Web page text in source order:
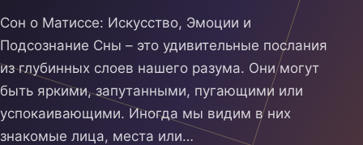
Сон о Матиссе: Искусство, Эмоции и
Подсознание Сны – это удивительные послания
из глубинных слоев нашего разума. Они могут
быть яркими, запутанными, пугающими или
успокаивающими. Иногда мы видим в них
знакомые лица, места или…